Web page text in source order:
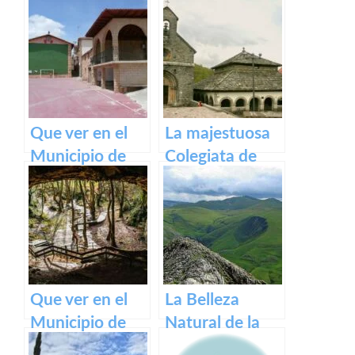
medieval de
Olite y su
impresionante
Castillo Palacio
Real.
Pirineos
Que ver en el
Municipio de
Armañanzas en
Navarra
La majestuosa
Colegiata de
Roncesvalles:
un tesoro
medieval en los
Pirineos
Que ver en el
Municipio de
Zugarramurdi
La Belleza
Natural de la
Sierra de Aralar: